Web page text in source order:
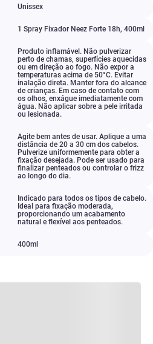
Unissex
1 Spray Fixador Neez Forte 18h, 400ml
Produto inflamável. Não pulverizar
perto de chamas, superfícies aquecidas
ou em direção ao fogo. Não expor a
temperaturas acima de 50°C. Evitar
inalação direta. Manter fora do alcance
de crianças. Em caso de contato com
os olhos, enxágue imediatamente com
água. Não aplicar sobre a pele irritada
ou lesionada.
Agite bem antes de usar. Aplique a uma
distância de 20 a 30 cm dos cabelos.
Pulverize uniformemente para obter a
fixação desejada. Pode ser usado para
finalizar penteados ou controlar o frizz
ao longo do dia.
Indicado para todos os tipos de cabelo.
Ideal para fixação moderada,
proporcionando um acabamento
natural e flexível aos penteados.
400ml